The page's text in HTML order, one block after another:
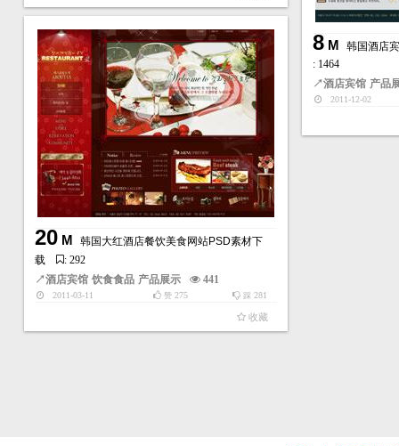
8M
韩国酒店
: 1464
↗酒店宾馆 产品
2011-12-02
20M
韩国大红酒店餐饮美食网站PSD素材下
载
: 292
↗酒店宾馆 饮食食品 产品展示 441
2011-03-11 踩 281
赞275
收藏